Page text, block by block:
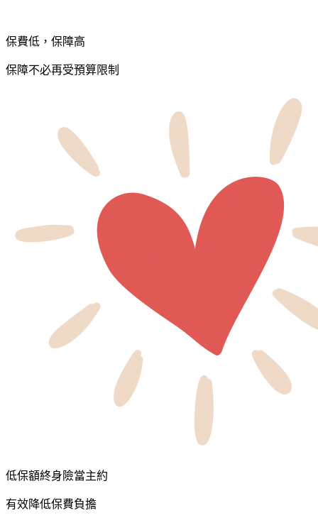
保費低，保障高
保障不必再受預算限制
低保額終身險當主約
有效降低保費負擔